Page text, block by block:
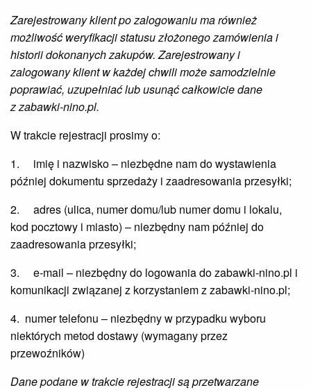
Zarejestrowany klient po zalogowaniu ma również
możliwość weryfikacji statusu złożonego zamówienia i
historii dokonanych zakupów. Zarejestrowany i
zalogowany klient w każdej chwili może samodzielnie
poprawiać, uzupełniaćlub usunąć całkowiciedane
zzabawki-nino.pl.
W trakcie rejestracji prosimy o:
1. imię i nazwisko – niezbędne nam do wystawienia
później dokumentu sprzedaży i zaadresowania przesyłki;
2. adres (ulica, numer domu/lub numer domu i lokalu,
kod pocztowy i miasto) – niezbędny nam później do
zaadresowania przesyłki;
3. e-mail – niezbędny do logowania do zabawki-nino.pl i
komunikacji związanej z korzystaniem z zabawki-nino.pl;
4. numer telefonu – niezbędny w przypadku wyboru
niektórych metod dostawy (wymagany przez
przewoźników)
Dane podane w trakcie rejestracji są przetwarzane